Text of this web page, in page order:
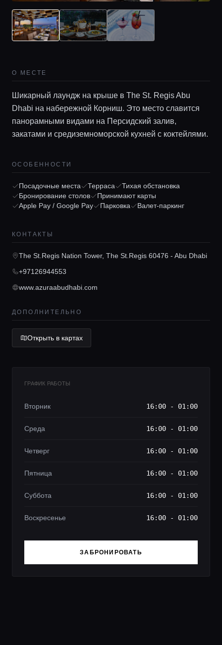
Локации
Гиды
Консьерж сервис
Lifestyle журнал
О МЕСТЕ
Шикарный лаундж на крыше в The St. Regis Abu
Dhabi на набережной Корниш. Это место славится
панорамными видами на Персидский залив,
закатами и средиземноморской кухней с коктейлями.
ОСОБЕННОСТИ
Посадочные места Терраса
Тихая обстановка
Бронирование столов
Принимают карты
Apple Pay / Google Pay
Парковка Валет-паркинг
КОНТАКТЫ
The St.Regis Nation Tower, The St.Regis 60476 - Abu Dhabi
+97126944553
www.azuraabudhabi.com
ДОПОЛНИТЕЛЬНО
Открыть в картах
ГРАФИК РАБОТЫ
Вторник 16:00 - 01:00
Среда 16:00 - 01:00
Четверг 16:00 - 01:00
Пятница 16:00 - 01:00
Суббота 16:00 - 01:00
Воскресенье 16:00 - 01:00
ЗАБРОНИРОВАТЬ